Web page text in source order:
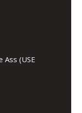
Ass (USE